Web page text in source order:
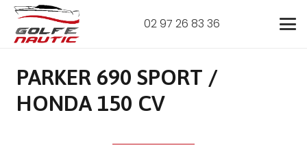
02 97 26 83 36
PARKER 690 SPORT /
HONDA 150 CV